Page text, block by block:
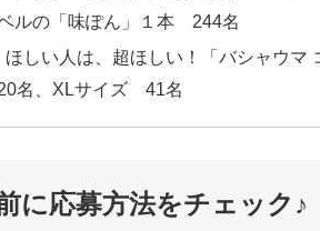
ルの「味ぽん」１本 244名
しい人は、超ほしい！「バシャウマ
名、XLサイズ 41名
に応募方法をチェック♪